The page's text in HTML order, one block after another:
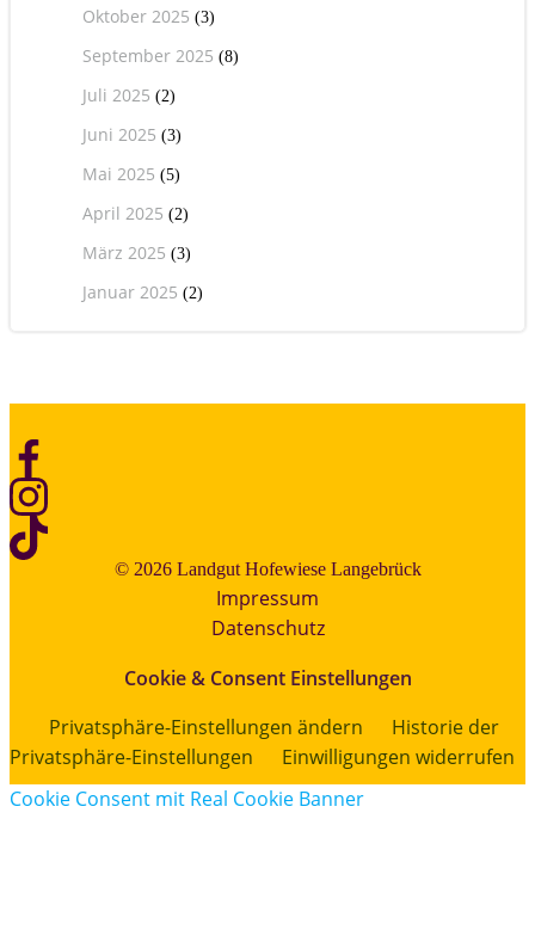
Oktober 2025 (3)
September 2025 (8)
Juli 2025 (2)
Juni 2025 (3)
Mai 2025 (5)
April 2025 (2)
März 2025 (3)
Januar 2025 (2)
© 2026 Landgut Hofewiese Langebrück
Impressum
Datenschutz
Cookie & Consent Einstellungen
Privatsphäre-Einstellungen ändern
Historie der
Privatsphäre-Einstellungen
Einwilligungen widerrufen
Cookie Consent mit Real Cookie Banner